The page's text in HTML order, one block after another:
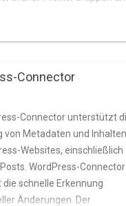
zu verstehen.
Connector
Connector unterstützt
von Metadaten und Inhalten
Websites, einschließlich
WordPress-Connector
schnelle Erkennung
Änderungen. Der